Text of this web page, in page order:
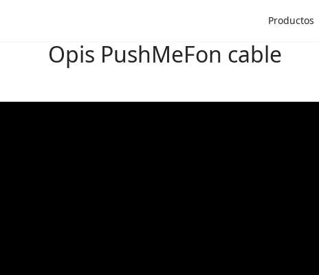
Productos
Opis PushMeFon cable